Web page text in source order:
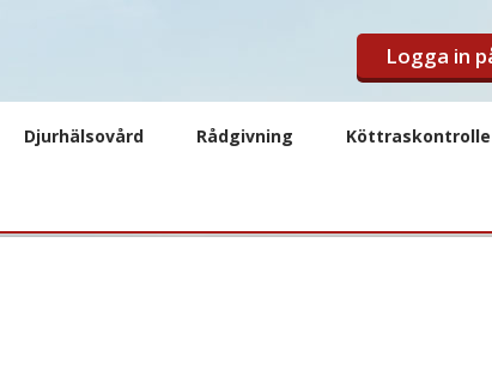
Logga in
Djurhälsovård Rådgivning